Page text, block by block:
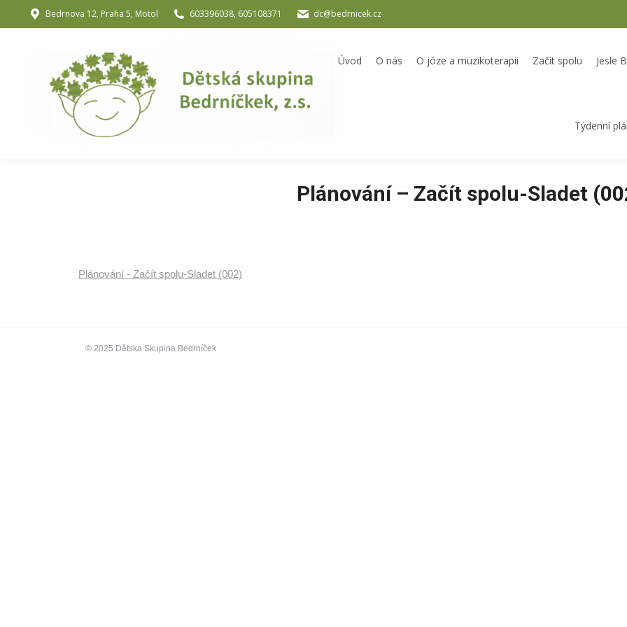
Bedrnova 12, Praha 5, Motol 603396038, 605108371 dc@bedrnicek.cz
Úvod O nás O józe a muzikoterapii Začít spolu Jesle
Týdenní
Plánování – Začít spolu-Sladet
Plánování - Začít spolu-Sladet (002)
© 2025 Dětska Skupina Bedrníček
Úvod O nás O józe a muzikoterapii Začít spolu Jesle Bedrníček Školka Bedrníček